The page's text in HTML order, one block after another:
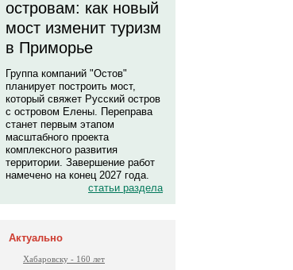
островам: как новый
мост изменит туризм
в Приморье
Группа компаний "Остов"
планирует построить мост,
который свяжет Русский остров
с островом Елены. Переправа
станет первым этапом
масштабного проекта
комплексного развития
территории. Завершение работ
намечено на конец 2027 года.
статьи раздела
Актуально
Хабаровску - 160 лет